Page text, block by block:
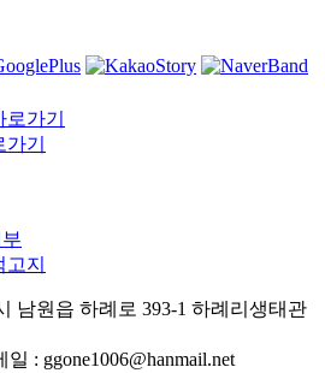
가기
기
지
남원읍 하례로 393-1 하례리생태관
: ggone1006@hanmail.net